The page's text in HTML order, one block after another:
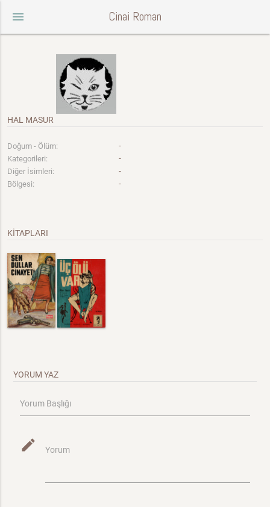
menu Cinai Roman
HAL MASUR
Doğum - Ölüm: -
Kategorileri: -
Diğer İsimleri: -
Bölgesi: -
KİTAPLARI
YORUM YAZ
Yorum Başlığı
mode_edit Yorum